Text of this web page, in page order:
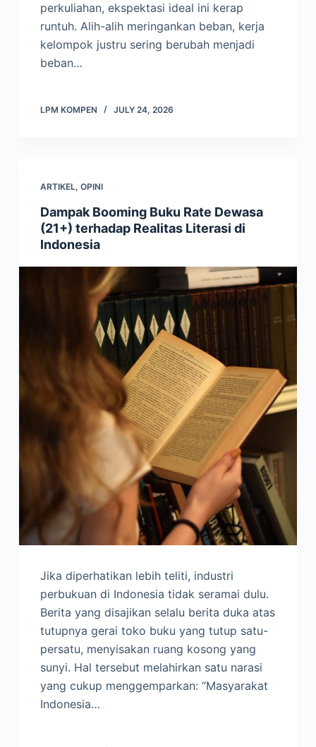
perkuliahan, ekspektasi ideal ini kerap
runtuh. Alih-alih meringankan beban, kerja
kelompok justru sering berubah menjadi
beban…
LPM KOMPEN JULY 24, 2026
ARTIKEL, OPINI
Dampak Booming Buku Rate Dewasa
(21+) terhadap Realitas Literasi di
Indonesia
Jika diperhatikan lebih teliti, industri
perbukuan di Indonesia tidak seramai dulu.
Berita yang disajikan selalu berita duka atas
tutupnya gerai toko buku yang tutup satu-
persatu, menyisakan ruang kosong yang
sunyi. Hal tersebut melahirkan satu narasi
yang cukup menggemparkan: “Masyarakat
Indonesia…